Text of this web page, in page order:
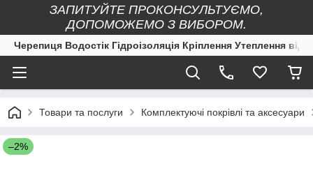
ЗАПИТУЙТЕ ПРОКОНСУЛЬТУЄМО,
ДОПОМОЖЕМО З ВИБОРОМ.
Черепиця Водостік Гідроізоляція Кріплення Утеплення
Товари та послуги Комплектуючі покрівлі та аксесуари
–2%